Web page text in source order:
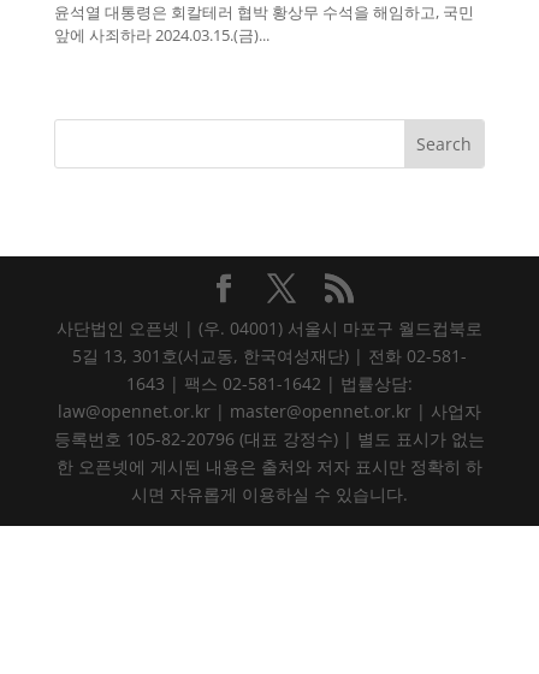
윤석열 대통령은 회칼테러 협박 황상무 수석을 해임하고, 국민
앞에 사죄하라 2024.03.15.(금)...
사단법인 오픈넷 | (우. 04001) 서울시 마포구 월드컵북로
5길 13, 301호(서교동, 한국여성재단) | 전화 02-581-
1643 | 팩스 02-581-1642 | 법률상담:
law@opennet.or.kr | master@opennet.or.kr | 사업자
등록번호 105-82-20796 (대표 강정수) | 별도 표시가 없는
한 오픈넷에 게시된 내용은 출처와 저자 표시만 정확히 하
시면 자유롭게 이용하실 수 있습니다.